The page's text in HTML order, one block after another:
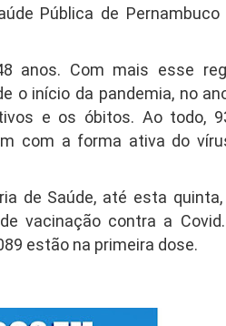
Pública de Pernambuco
anos. Com mais esse
o início da pandemia, no
e os óbitos. Ao todo,
com a forma ativa do
de Saúde, até esta
vacinação contra a
estão na primeira dose.